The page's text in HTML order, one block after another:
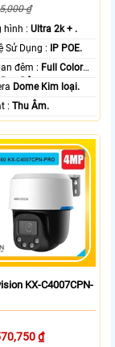
₫
hình :Ultra 2k + .
🌠 Công Nghệ Sử Dụng :
IP POE.
✪ Hình ảnh ban đêm : Full Color
Ðêm.
Dome Kim loại.
️ƒ Điểm Nỗi Bật :Thu Âm.
KX-C4007CPN-
₫